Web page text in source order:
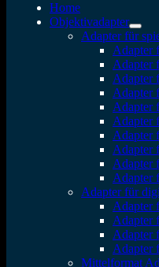
Home
Objektivadapter
Adapter für
Adapter
Adapter
Adapter
Adapter
Adapter
Adapter
Adapter
Adapter
Adapter
Adapter
Adapter für
Adapter
Adapter
Adapter
Adapter
Mittelformat